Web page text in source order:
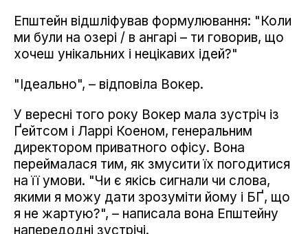
Епштейн відшліфував формулювання: "Коли
ми були на озері / в ангарі – ти говорив, що
хочеш унікальних і нецікавих ідей?"
"Ідеально", – відповіла Вокер.
У вересні того року Вокер мала зустріч із
Ґейтсом і Ларрі Коеном, генеральним
директором приватного офісу. Вона
переймалася тим, як змусити їх погодитися
на її умови. "Чи є якісь сигнали чи слова,
якими я можу дати зрозуміти йому і БҐ, що
я не жартую?", – написала вона Епштейну
напередодні зустрічі.